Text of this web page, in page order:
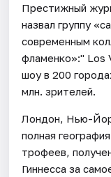
Престижный
назвал группу
современным
фламенко»:" Los
шоу в 200
млн. зрителей.
Лондон, Нью-
полная
трофеев,
Гиннесса за